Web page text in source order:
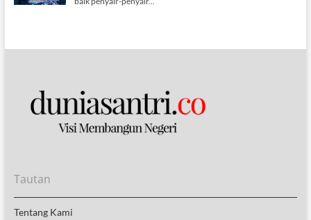
Tautan
Tentang Kami